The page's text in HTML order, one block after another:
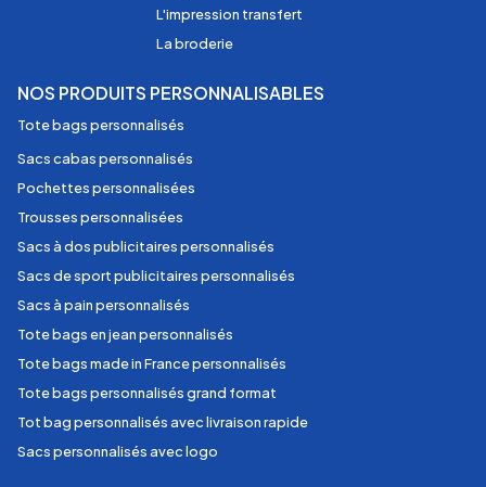
L'impression transfert
La broderie
NOS PRODUITS PERSONNALISABLES
Tote bags personnalisés
Sacs cabas personnalisés
Pochettes personnalisées
Trousses personnalisées
Sacs à dos publicitaires personnalisés
Sacs de sport publicitaires personnalisés
Sacs à pain personnalisés
Tote bags en jean personnalisés
Tote bags made in France personnalisés
Tote bags personnalisés grand format
Tot bag personnalisés avec livraison rapide
Sacs personnalisés avec logo